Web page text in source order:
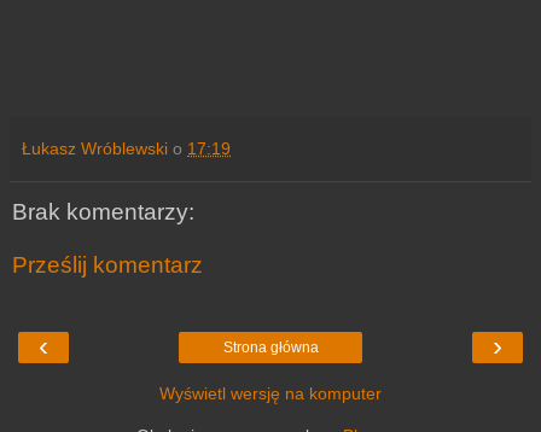
Łukasz Wróblewski o 17:19
Brak komentarzy:
Prześlij komentarz
‹ ›
Strona główna
Wyświetl wersję na komputer